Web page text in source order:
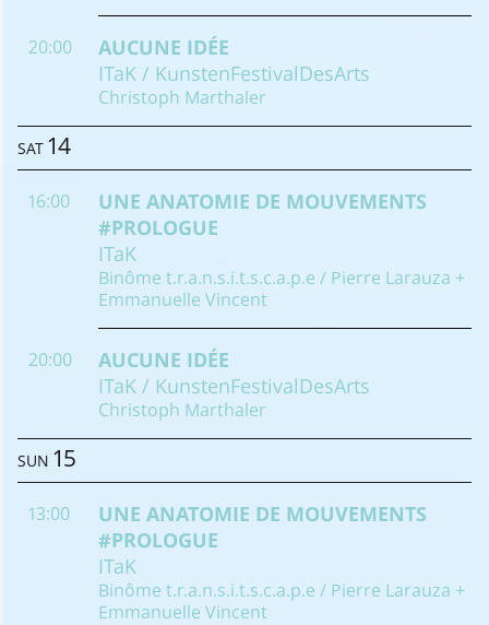
20:00
AUCUNE IDÉE
ITaK / KunstenFestivalDesArts
Christoph Marthaler
SAT 14
16:00
UNE ANATOMIE DE MOUVEMENTS
#PROLOGUE
ITaK
Binôme t.r.a.n.s.i.t.s.c.a.p.e / Pierre Larauza +
Emmanuelle Vincent
20:00
AUCUNE IDÉE
ITaK / KunstenFestivalDesArts
Christoph Marthaler
SUN 15
13:00
UNE ANATOMIE DE MOUVEMENTS
#PROLOGUE
ITaK
Binôme t.r.a.n.s.i.t.s.c.a.p.e / Pierre Larauza +
Emmanuelle Vincent